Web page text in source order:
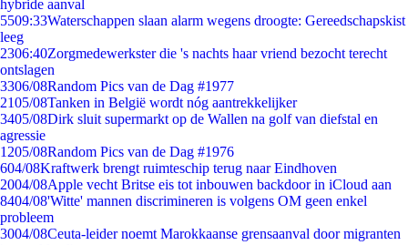
hybride aanval
5509:33Waterschappen slaan alarm wegens droogte: Gereedschapskist
leeg
2306:40Zorgmedewerkster die 's nachts haar vriend bezocht terecht
ontslagen
3306/08Random Pics van de Dag #1977
2105/08Tanken in België wordt nóg aantrekkelijker
3405/08Dirk sluit supermarkt op de Wallen na golf van diefstal en
agressie
1205/08Random Pics van de Dag #1976
604/08Kraftwerk brengt ruimteschip terug naar Eindhoven
2004/08Apple vecht Britse eis tot inbouwen backdoor in iCloud aan
8404/08'Witte' mannen discrimineren is volgens OM geen enkel
probleem
3004/08Ceuta-leider noemt Marokkaanse grensaanval door migranten